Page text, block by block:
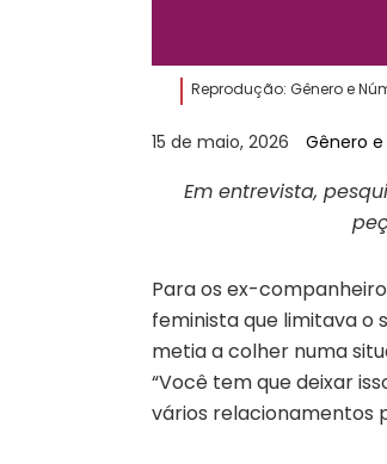
Reprodução: Gênero e
15 de maio, 2026 Gênero
Em entrevista,
Para os ex-
feminista que limitava o
metia a colher numa
“Você tem que deixar
vários relacionamentos